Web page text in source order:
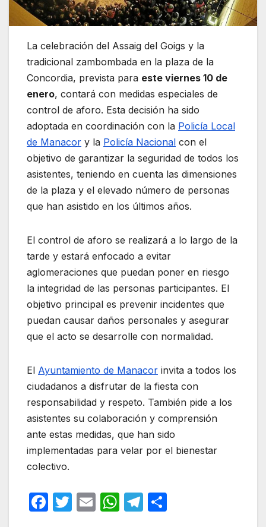
La celebración del Assaig del Goigs y la
tradicional zambombada en la plaza de la
Concordia, prevista para este viernes 10 de
enero, contará con medidas especiales de
control de aforo. Esta decisión ha sido
adoptada en coordinación con la Policía Local
de Manacor y la Policía Nacional con el
objetivo de garantizar la seguridad de todos los
asistentes, teniendo en cuenta las dimensiones
de la plaza y el elevado número de personas
que han asistido en los últimos años.
El control de aforo se realizará a lo largo de la
tarde y estará enfocado a evitar
aglomeraciones que puedan poner en riesgo
la integridad de las personas participantes. El
objetivo principal es prevenir incidentes que
puedan causar daños personales y asegurar
que el acto se desarrolle con normalidad.
El Ayuntamiento de Manacor invita a todos los
ciudadanos a disfrutar de la fiesta con
responsabilidad y respeto. También pide a los
asistentes su colaboración y comprensión
ante estas medidas, que han sido
implementadas para velar por el bienestar
colectivo.
F
T
E
W T